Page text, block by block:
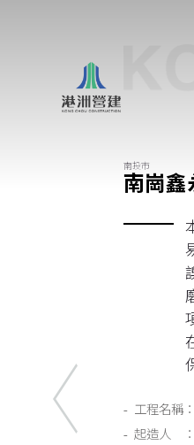
南崗
南投市
工程名稱：
起造人 ：